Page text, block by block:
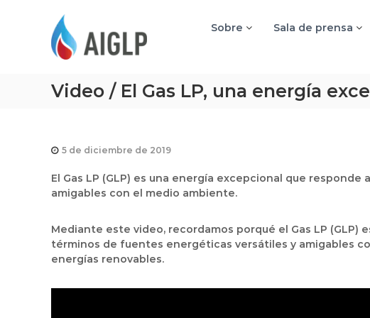
Sobre Sala de prensa
Video / El Gas LP, una energía
5 de diciembre de 2019
El Gas LP (GLP) es una energía excepcional que
amigables con el medio ambiente.
Mediante este video, recordamos porqué el Gas LP
términos de fuentes energéticas versátiles y amigables
energías renovables.